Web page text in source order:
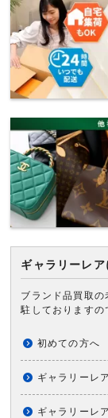
ギャラリーレ
ブランド品買取
駐しておりますの
初めての方へ
ギャラリーレ
ギャラリーレ